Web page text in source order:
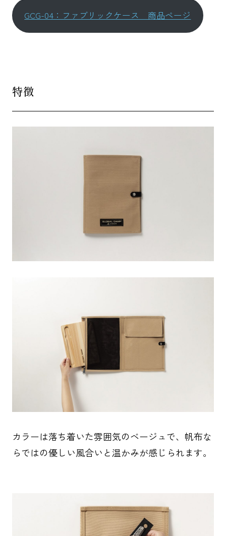
GCG-04：ファブリックケース 商品ページ
特徴
カラーは落ち着いた雰囲気のベージュで、帆布な
らではの優しい風合いと温かみが感じられます。